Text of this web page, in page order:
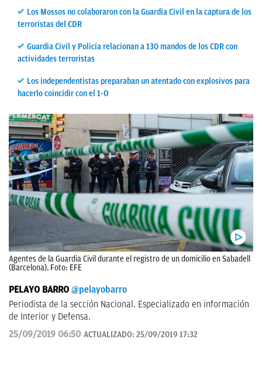
Los Mossos no colaboraron con la Guardia Civil en la captura de los
terroristas del CDR
Guardia Civil y Policía relacionan a 130 mandos de los CDR con
actividades terroristas
Los independentistas preparaban un atentado con explosivos para
hacerlo coincidir con el 1-O
Agentes de la Guardia Civil durante el registro de un domicilio en Sabadell
(Barcelona). Foto: EFE
PELAYO BARRO @pelayobarro
Periodista de la sección Nacional. Especializado en información
de Interior y Defensa.
25/09/2019 06:50 ACTUALIZADO: 25/09/2019 17:32